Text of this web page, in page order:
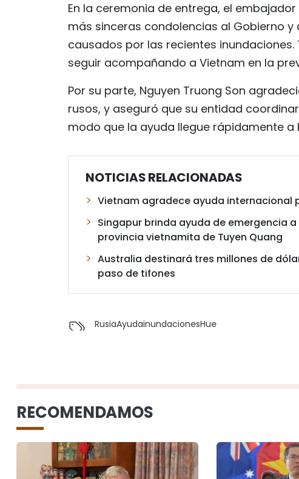
En la ceremonia de entrega, el
más sinceras condolencias al Gobierno
causados por las recientes
seguir acompañando a Vietnam en la
Por su parte, Nguyen Truong Son
rusos, y aseguró que su entidad
modo que la ayuda llegue rápidamente
NOTICIAS RELACIONADAS
Vietnam agradece ayuda internacional
Singapur brinda ayuda de emergencia
provincia vietnamita de Tuyen Quang
Australia destinará tres millones de
paso de tifones
RusiaAyudainundacionesHue
RECOMENDAMOS